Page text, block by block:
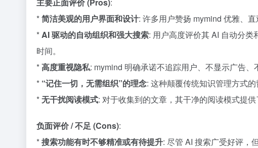
*简洁美观的用户界面和设计: 许多用户赞扬 mymind 优雅、
*AI 驱动的自动组织和强大搜索: 用户高度评价其 AI 自动分
时间。
*高度重视隐私: mymind 明确承诺不追踪用户、不显示广告
* “记住一切，无需组织”的理念: 这种颠覆传统知识管理方式
*无干扰阅读模式: 对于收集到的文章，其干净的阅读模式提供
负面评价 / 不足 (Cons):
*搜索功能有时不够精准或有待提升: 尽管 AI 搜索广受好评，